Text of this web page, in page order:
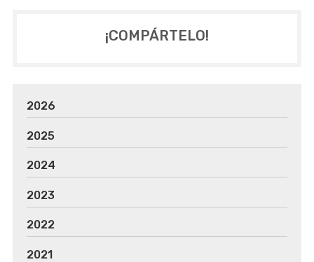
¡COMPÁRTELO!
2026
2025
2024
2023
2022
2021